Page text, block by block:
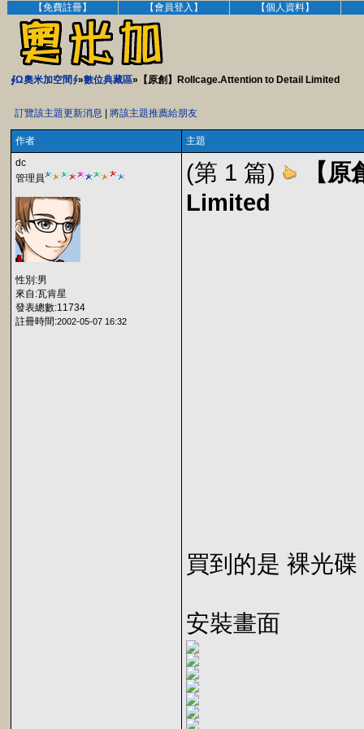
【免費註冊】 【會員登入】 【個人資料】
∮Ω奧米加空間∮»數位典藏區»【原創】Rollcage.Attention to Detail Limited
訂覽該主題更新消息 將該主題推薦給朋友
作者
主題
dc
管理員
性別:男
來自:瓦肯星
發表總數:11734
註冊時間:2002-05-07 16:32
(第 1 篇)
【
Limited
買到的是 裸光碟
安裝畫面